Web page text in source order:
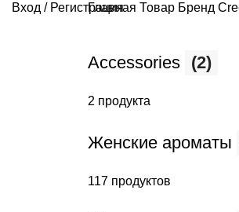
Вход / Регистрация
Главная Товар Бренд
Accessories (2)
2 продукта
Женские ароматы
117 продуктов